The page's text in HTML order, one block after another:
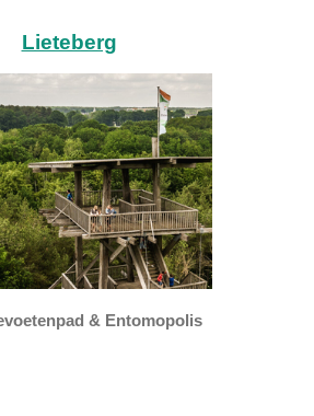
Lieteberg
& Entomopolis